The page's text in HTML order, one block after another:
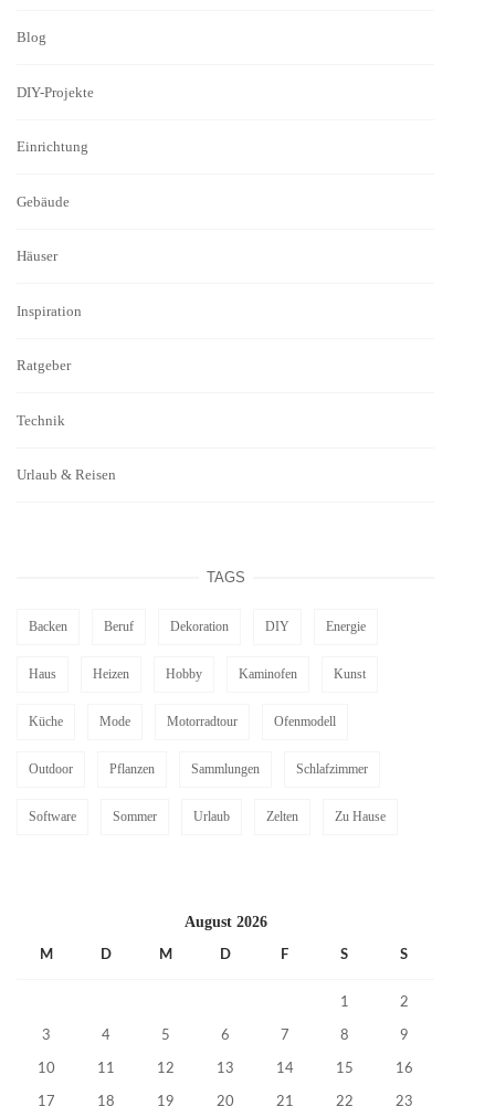
Blog
DIY-Projekte
Einrichtung
Gebäude
Häuser
Inspiration
Ratgeber
Technik
Urlaub & Reisen
TAGS
Backen Beruf Dekoration DIY Energie
Haus Heizen Hobby Kaminofen Kunst
Küche Mode Motorradtour Ofenmodell
Outdoor Pflanzen Sammlungen Schlafzimmer
Software Sommer Urlaub Zelten Zu Hause
August 2026
M D M D F S S
1 2
3 4 5 6 7 8 9
10 11 12 13 14 15 16
17 18 19 20 21 22 23